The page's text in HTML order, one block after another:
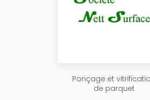
Ponçage et
de parquet